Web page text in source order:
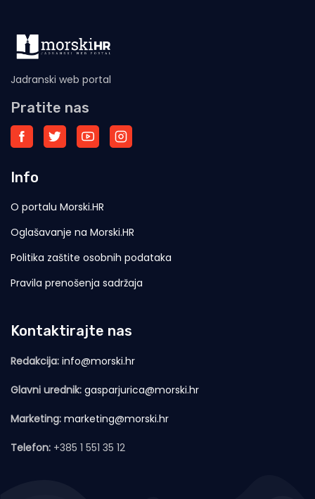
Jadranski web portal
Pratite nas
Info
O portalu Morski.HR
Oglašavanje na Morski.HR
Politika zaštite osobnih podataka
Pravila prenošenja sadržaja
Kontaktirajte nas
Redakcija: info@morski.hr
Glavni urednik: gasparjurica@morski.hr
Marketing: marketing@morski.hr
Telefon: +385 1 551 35 12